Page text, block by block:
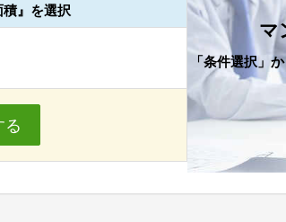
』を選択
る
マ
「条件選択」